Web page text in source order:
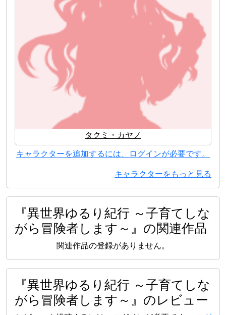
タクミ・カヤノ
キャラクターを追加するには、ログインが必要です。
キャラクターをもっと見る
『異世界ゆるり紀行 ～子育てしな
がら冒険者します～』の関連作品
関連作品の登録がありません。
『異世界ゆるり紀行 ～子育てしな
がら冒険者します～』のレビュー